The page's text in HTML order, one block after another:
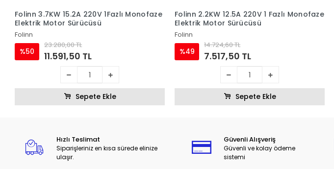
Folinn 3.7KW 15.2A 220V 1Fazlı Monofaze
Elektrik Motor Sürücüsü
Folinn
%50
23.280,00 TL
11.591,50 TL
Sepete Ekle
Folinn 2.2KW 12.5A 220V 1 Fazlı Monofaze
Elektrik Motor Sürücüsü
Folinn
%49
14.724,60 TL
7.517,50 TL
Sepete Ekle
Hızlı Teslimat
Siparişleriniz en kısa sürede elinize
ulaşır.
Güvenli Alışveriş
Güvenli ve kolay ödeme
sistemi